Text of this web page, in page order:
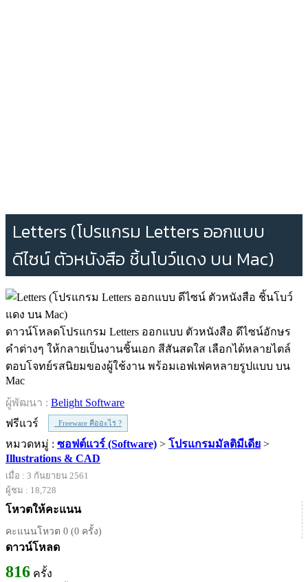
Letters (โปรแกรม Letters ออกแบบ
ดีไซน์ ตัวหนังสือ ชิ้นโบว์แดง บน Mac)
ดาวน์โหลดโปรแกรม Letters ออกแบบ ตัวหนังสือ ดีไซน์อักษร
คำต่างๆ ให้กลายเป็นงานชิ้นเอก สีสันสดใส เลือกได้หลายไตล์
ตอบโจทย์รสนิยมของผู้ใช้งาน พร้อมเอฟเฟคหลายรูปแบบ บน
Mac
ผู้พัฒนา : Belight Software
ฟรีแวร์
Freeware คืออะไร ?
หมวดหมู่ : ซอฟต์แวร์ (Software) > โปรแกรมมัลติมีเดีย >
Illustrations & CAD
เมื่อ : 3 กันยายน 2561
ผู้ชม : 18,728
โหวตให้คะแนน
คะแนนโหวต 0 (0 ครั้ง)
ดาวน์โหลด
816 ครั้ง